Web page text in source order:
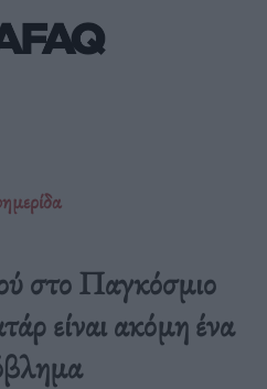
στο Παγκόσμιο
είναι ακόμη ένα